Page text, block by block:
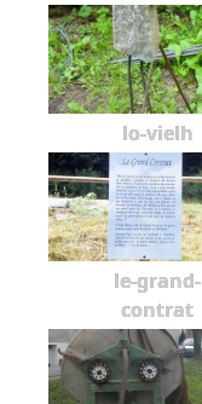
lo-vielh
le-grand-
contrat